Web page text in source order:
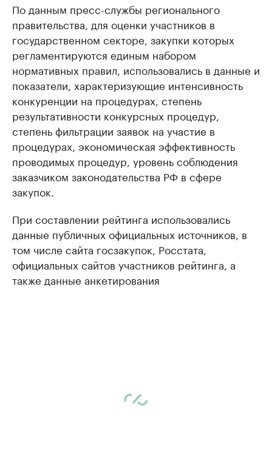
По данным пресс-службы регионального
правительства, для оценки участников в
государственном секторе, закупки которых
регламентируются единым набором
нормативных правил, использовались в данные и
показатели, характеризующие интенсивность
конкуренции на процедурах, степень
результативности конкурсных процедур,
степень фильтрации заявок на участие в
процедурах, экономическая эффективность
проводимых процедур, уровень соблюдения
заказчиком законодательства РФ в сфере
закупок.
При составлении рейтинга использовались
данные публичных официальных источников, в
том числе сайта госзакупок, Росстата,
официальных сайтов участников рейтинга, а
также данные анкетирования